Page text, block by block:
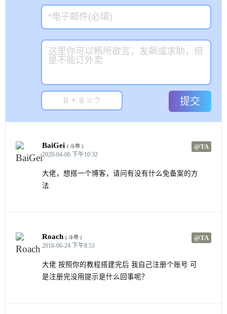
提交
BaiGei @TA
( 斗帝 )
2020-04-06 下午10:32
大佬，想搭一个博客，请问有没有什么免备案的方
法
Roach @TA
( 斗帝 )
2018-06-24 下午8:53
大佬 按照你的教程搭建完后 我自己注册个账号 可
是注册完没用提示是什么回事呢？